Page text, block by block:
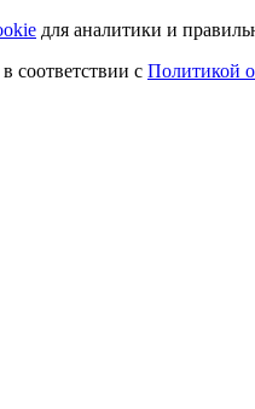
для аналитики и
соответствии с Политикой